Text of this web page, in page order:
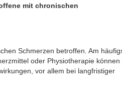
mit chronischen
Schmerzen betroffen. Am
oder Physiotherapie können
vor allem bei langfristiger